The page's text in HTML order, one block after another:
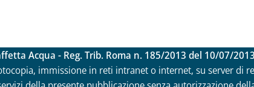
Acqua - Reg. Trib. Roma n. 185/2013 del 10/07/
immissione in reti intranet o internet, su server di